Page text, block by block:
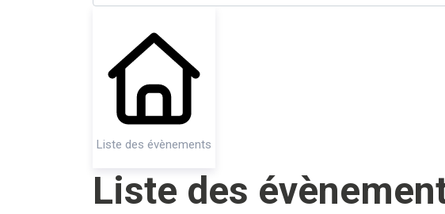
Liste des évènements
Liste des